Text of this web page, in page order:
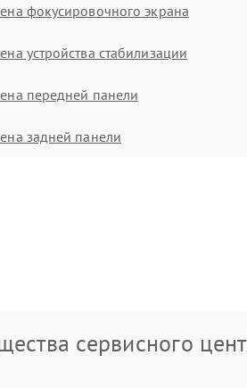
фокусировочного экрана
устройства стабилизации
передней панели
задней панели
сервисного